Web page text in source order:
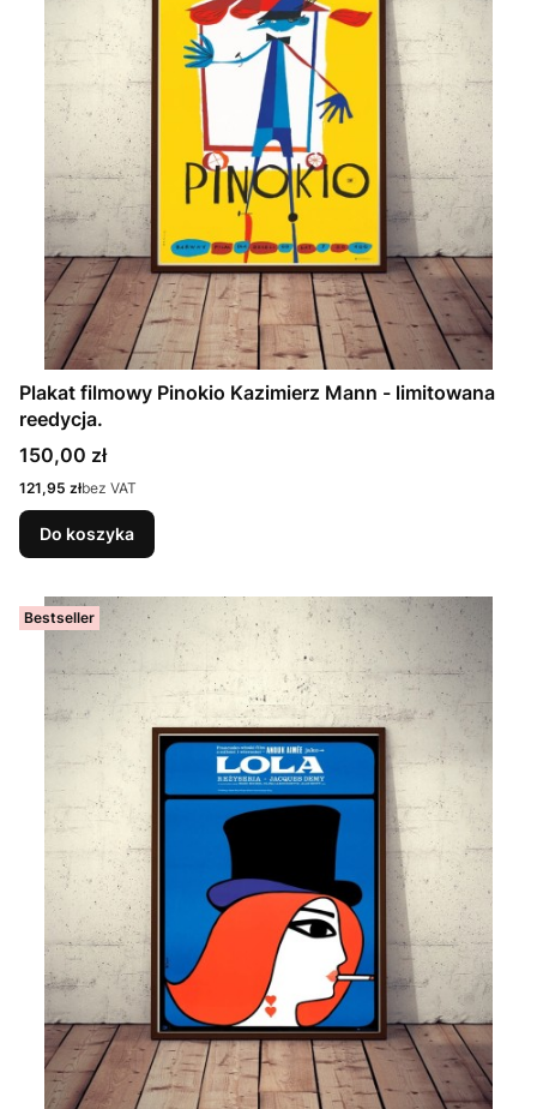
Plakat filmowy Pinokio Kazimierz Mann - limitowana
reedycja.
Cena
150,00 zł
Cena
121,95 złbez VAT
Do koszyka
Bestseller